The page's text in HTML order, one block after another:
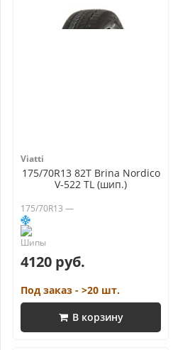
Viatti
175/70R13 82T Brina Nordico
V-522 TL (шип.)
175/70R13 —
4120 руб.
Под заказ - >20 шт.
В корзину